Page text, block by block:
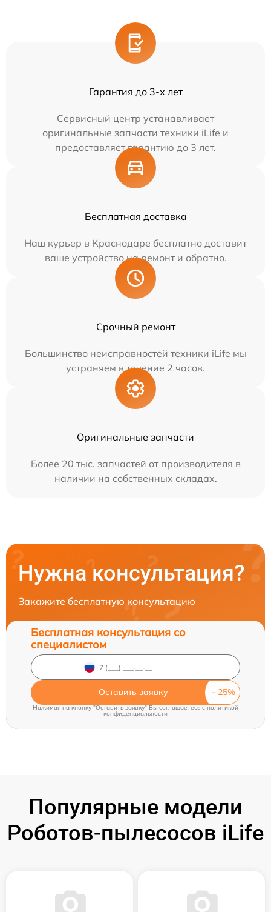
Гарантия до 3-х лет
Сервисный центр устанавливает
оригинальные запчасти техники iLife и
предоставляет гарантию до 3 лет.
Бесплатная доставка
Наш курьер в Краснодаре бесплатно доставит
ваше устройство на ремонт и обратно.
Срочный ремонт
Большинство неисправностей техники iLife мы
устраняем в течение 2 часов.
Оригинальные запчасти
Более 20 тыс. запчастей от производителя в
наличии на собственных складах.
Нужна консультация?
Закажите бесплатную консультацию
Бесплатная консультация со
специалистом
Оставить заявку
Нажимая на кнопку "Оставить заявку" Вы соглашаетесь c политикой
конфиденциальности
Популярные модели
Роботов-пылесосов iLife